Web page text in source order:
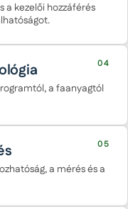
a kezelői hozzáférés
04
a faanyagtól
05
a mérés és a